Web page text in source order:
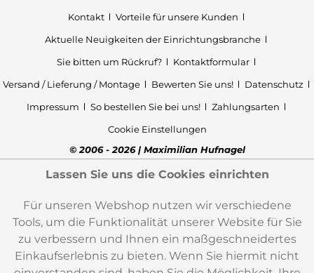
Kontakt
Vorteile für unsere Kunden
Aktuelle Neuigkeiten der Einrichtungsbranche
Sie bitten um Rückruf?
Kontaktformular
Versand / Lieferung / Montage
Bewerten Sie uns!
Datenschutz
Impressum
So bestellen Sie bei uns!
Zahlungsarten
Cookie Einstellungen
© 2006 - 2026 | Maximilian Hufnagel
Lassen Sie uns die Cookies einrichten
Für unseren Webshop nutzen wir verschiedene
Tools, um die Funktionalität unserer Website für Sie
zu verbessern und Ihnen ein maßgeschneidertes
Einkaufserlebnis zu bieten. Wenn Sie hiermit nicht